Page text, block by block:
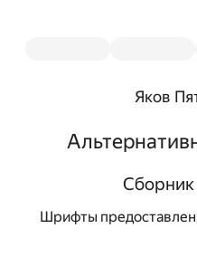
Яков
Сборник
Шрифты